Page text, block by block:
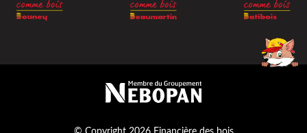
Membre du groupement Nébopan